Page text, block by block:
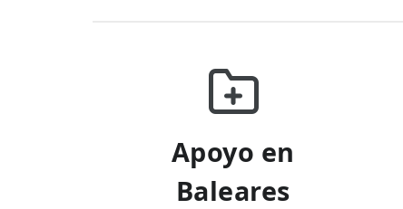
Apoyo en
Baleares